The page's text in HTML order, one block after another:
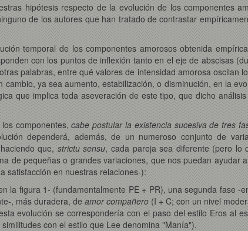
hipótesis respecto de la evolución de los componentes
de los autores que han tratado de contrastar
temporal de los componentes amorosos obtenida
con los puntos de inflexión tanto en el eje de abscisas
palabras, entre qué valores de intensidad amorosa oscilan
ya sea aumento, estabilización, o disminución, en la
que implica toda aseveración de este tipo, que dicho
componentes,cabe postular la existencia sucesiva de tres
dependerá, además, de un numeroso conjunto de
que, strictu sensu, cada pareja sea diferente (pero lo
de pequeñas o grandes variaciones, que nos puedan ayudar
satisfacción en nuestras relaciones-):
la figura 1- (fundamentalmente PE + PR), una segunda fase -
, más duradera, de amor compañero (I + C; con un nivel
evolución se correspondería con el paso del estilo Eros al
con el estilo que Lee denomina "Manía").